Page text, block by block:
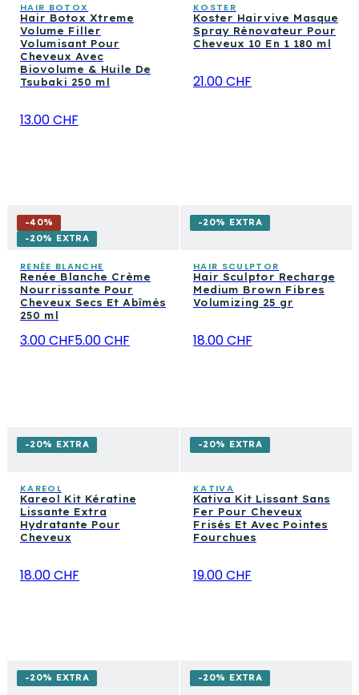
HAIR BOTOX
Hair Botox Xtreme
Volume Filler
Volumisant Pour
Cheveux Avec
Biovolume & Huile De
Tsubaki 250 ml
13.00 CHF
KOSTER
Koster Hairvive Masque
Spray Rénovateur Pour
Cheveux 10 En 1 180 ml
21.00 CHF
-40%
-20% EXTRA
RENÉE BLANCHE
Renée Blanche Crème
Nourrissante Pour
Cheveux Secs Et Abîmés
250 ml
3.00 CHF5.00 CHF
-20% EXTRA
HAIR SCULPTOR
Hair Sculptor Recharge
Medium Brown Fibres
Volumizing 25 gr
18.00 CHF
-20% EXTRA
KAREOL
Kareol Kit Kératine
Lissante Extra
Hydratante Pour
Cheveux
18.00 CHF
-20% EXTRA
KATIVA
Kativa Kit Lissant Sans
Fer Pour Cheveux
Frisés Et Avec Pointes
Fourchues
19.00 CHF
-20% EXTRA -20% EXTRA